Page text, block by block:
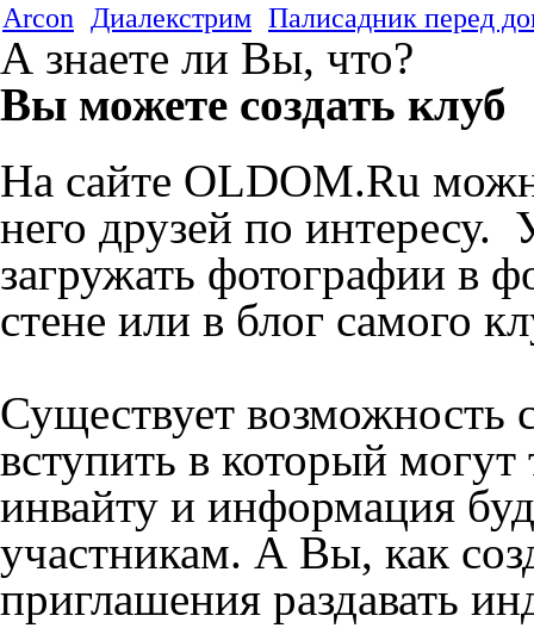
Arcon
Диалекстрим Палисадник перед
А знаете ли Вы, что?
Вы можете создать клуб
На сайте OLDOM.Ru
него друзей по интересу.
загружать фотографии в
стене или в блог самого
Существует возможность
вступить в который
инвайту и информация
участникам. А Вы, как
приглашения раздавать